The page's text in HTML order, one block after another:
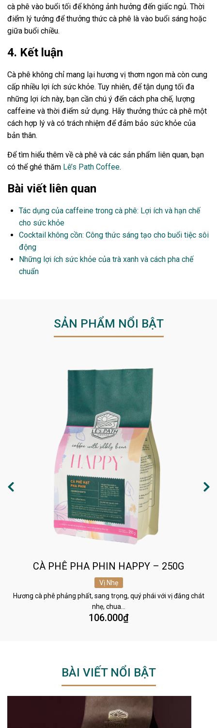
cà phê vào buổi tối để không ảnh hưởng đến giấc ngủ. Thời
điểm lý tưởng để thưởng thức cà phê là vào buổi sáng hoặc
giữa buổi chiều.
4. Kết luận
Cà phê không chỉ mang lại hương vị thơm ngon mà còn cung
cấp nhiều lợi ích sức khỏe. Tuy nhiên, để tận dụng tối đa
những lợi ích này, bạn cần chú ý đến cách pha chế, lượng
caffeine và thời điểm sử dụng. Hãy thưởng thức cà phê một
cách hợp lý và có trách nhiệm để đảm bảo sức khỏe của
bản thân.
Để tìm hiểu thêm về cà phê và các sản phẩm liên quan, bạn
có thể ghé thăm Lê’s Path Coffee.
Bài viết liên quan
Tác dụng của caffeine trong cà phê: Lợi ích và hạn chế
cho sức khỏe
Cocktail không cồn: Công thức sáng tạo cho buổi tiệc sôi
động
Những lợi ích sức khỏe của trà xanh và cách pha chế
chuẩn
SẢN PHẨM NỔI BẬT
CÀ PHÊ PHA PHIN HAPPY – 250G
Vị Nhẹ
Hương cà phê phảng phất, sang trọng, quý phái với vị đắng chát
nhẹ, chua…
106.000₫
BÀI VIẾT NỔI BẬT